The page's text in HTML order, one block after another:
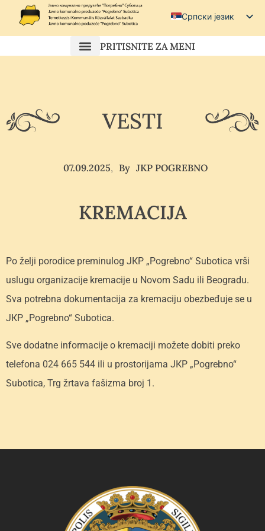
Српски језик
Српски (ћирилица)
Magyar
PRITISNITE ZA MENI
VESTI
07.09.2025 By JKP POGREBNO
KREMACIJA
Po želji porodice preminulog JКP „Pogrebno“ Subotica vrši
uslugu organizacije kremacije u Novom Sadu ili Beogradu.
Sva potrebna dokumentacija za kremaciju obezbeđuje se u
JКP „Pogrebno“ Subotica.
Sve dodatne informacije o kremaciji možete dobiti preko
telefona 024 665 544 ili u prostorijama JКP „Pogrebno“
Subotica, Trg žrtava fašizma broj 1.